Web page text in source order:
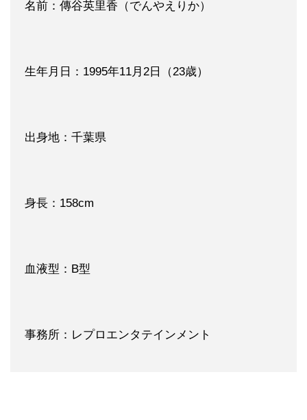
名前：傳谷英里香（でんやえりか）
生年月日：1995年11月2日（23歳）
出身地：千葉県
身長：158cm
血液型：B型
事務所：レプロエンタテインメント